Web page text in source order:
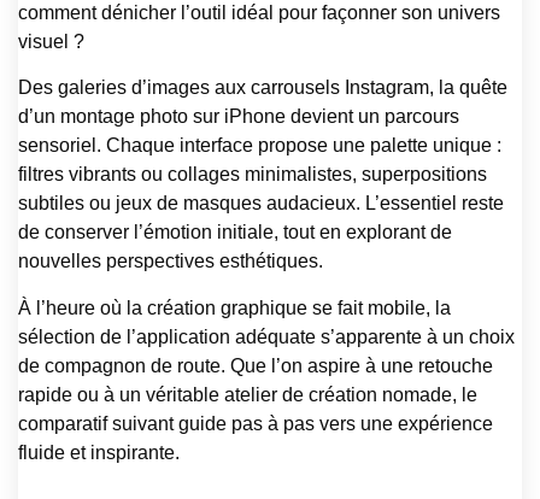
comment dénicher l’outil idéal pour façonner son univers
visuel ?
Des galeries d’images aux carrousels Instagram, la quête
d’un montage photo sur iPhone devient un parcours
sensoriel. Chaque interface propose une palette unique :
filtres vibrants ou collages minimalistes, superpositions
subtiles ou jeux de masques audacieux. L’essentiel reste
de conserver l’émotion initiale, tout en explorant de
nouvelles perspectives esthétiques.
À l’heure où la création graphique se fait mobile, la
sélection de l’application adéquate s’apparente à un choix
de compagnon de route. Que l’on aspire à une retouche
rapide ou à un véritable atelier de création nomade, le
comparatif suivant guide pas à pas vers une expérience
fluide et inspirante.